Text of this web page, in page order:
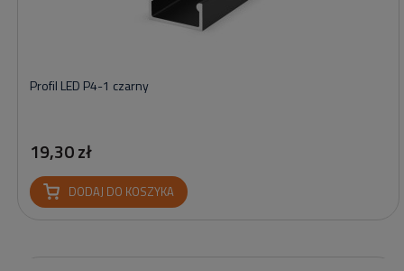
Profil LED P4-1 czarny
19,30 zł
DODAJ DO KOSZYKA